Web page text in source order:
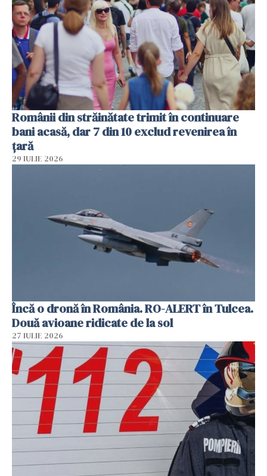
Românii din străinătate trimit în continuare
bani acasă, dar 7 din 10 exclud revenirea în
țară
29 IULIE 2026
Încă o dronă în România. RO-ALERT în Tulcea.
Două avioane ridicate de la sol
27 IULIE 2026